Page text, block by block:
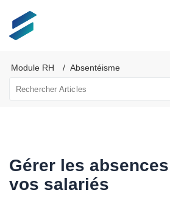
Module RH Absentéisme
Gérer les
vos salariés